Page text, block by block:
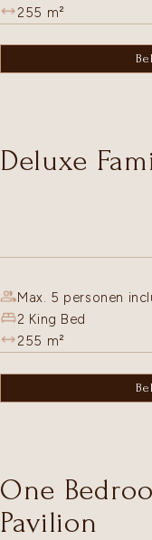
255 m²
Deluxe
Max. 5 personen
2 King Bed
255 m²
One
Pavilion